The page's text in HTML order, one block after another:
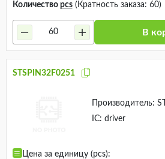
Количество pcs(Кратность заказа: 60)
В
STSPIN32F0251
Производитель:
IC: driver
Цена за единицу (pcs):